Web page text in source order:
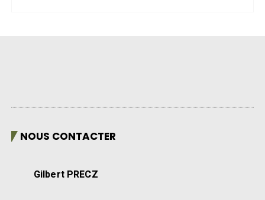
NOUS CONTACTER
Gilbert PRECZ